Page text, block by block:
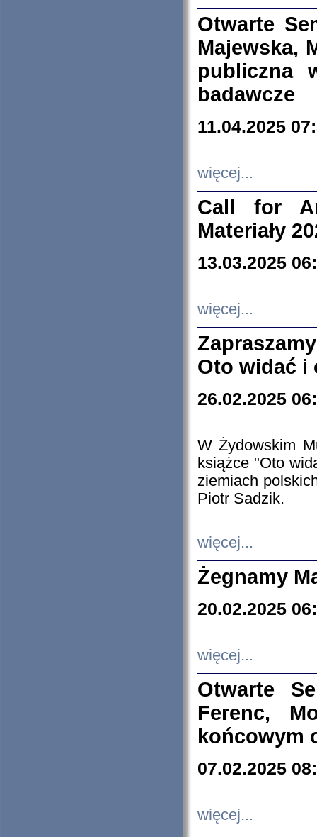
Otwarte
Majewska,
publiczna
badawcze
11.04.2025
więcej...
Call for
Materiały
13.03.2025
więcej...
Oto widać i
26.02.2025
W Żydowskim
książce "Oto
ziemiach
Piotr Sadzik.
więcej...
Żegnamy
20.02.2025
więcej...
Otwarte
Ferenc,
końcowym
07.02.2025
więcej...